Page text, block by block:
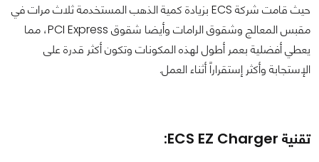
حيث قامت شركة ECS بزيادة كمية الذهب المستخدمة ثلاث مرات في
مقبس المعالج وشقوق الرامات وأيضا شقوق PCI Express، مما
يعطي أفضلية بعمر أطول لهذه المكونات وتكون أكثر قدرة على
الإستجابة وأكثر إستقراراً أثناء العمل.
تقنية ECS EZ Charger: